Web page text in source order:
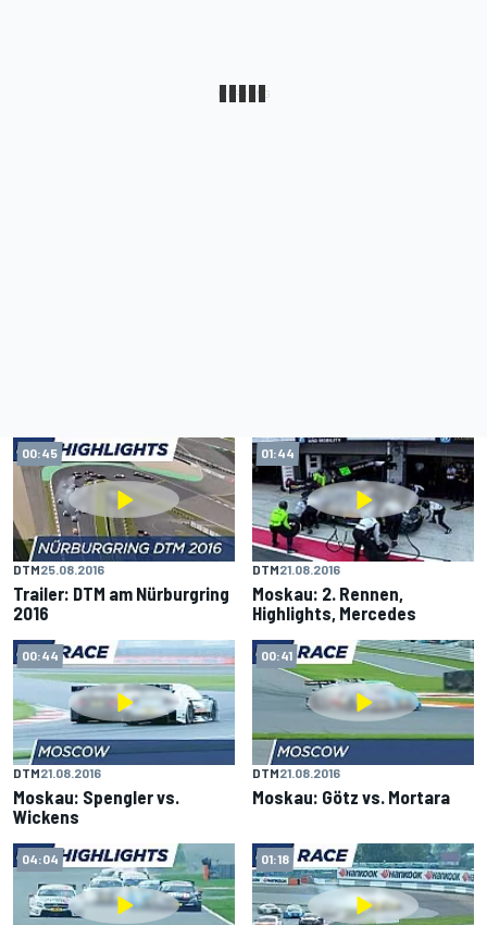
00:45
DTM25.08.2016
Trailer: DTM am Nürburgring
2016
01:44
DTM21.08.2016
Moskau: 2. Rennen,
Highlights, Mercedes
00:44
DTM21.08.2016
Moskau: Spengler vs.
Wickens
00:41
DTM21.08.2016
Moskau: Götz vs. Mortara
04:04 01:18